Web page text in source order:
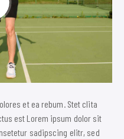
et ea rebum. Stet clita
est Lorem ipsum dolor sit
sadipscing elitr, sed